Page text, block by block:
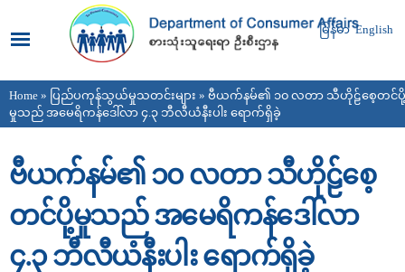
main
content
မြန်မာ English
You are here
Home » ပြည်ပကုန်သွယ်မှုသတင်းများ » ဗီယက်နမ်၏ ၁၀ လတာ သီဟိုဠ်စေ့တင်ပို့
မှုသည် အမေရိကန်ဒေါ်လာ ၄.၃ ဘီလီယံနီးပါး ရောက်ရှိခဲ့
ဗီယက်နမ်၏ ၁၀ လတာ သီဟိုဠ်စေ့
တင်ပို့မှုသည် အမေရိကန်ဒေါ်လာ
၄.၃ ဘီလီယံနီးပါး ရောက်ရှိခဲ့